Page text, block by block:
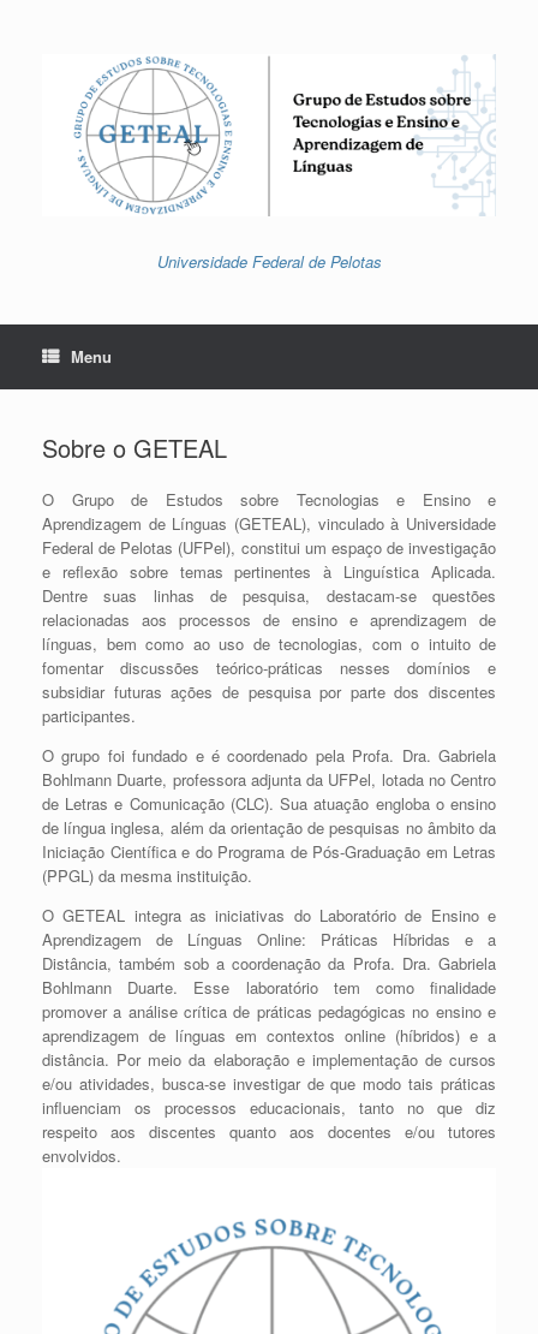
Universidade Federal de Pelotas
Menu
Sobre o GETEAL
O Grupo de Estudos sobre Tecnologias e Ensino e
Aprendizagem de Línguas (GETEAL), vinculado à Universidade
Federal de Pelotas (UFPel), constitui um espaço de investigação
e reflexão sobre temas pertinentes à Linguística Aplicada.
Dentre suas linhas de pesquisa, destacam-se questões
relacionadas aos processos de ensino e aprendizagem de
línguas, bem como ao uso de tecnologias, com o intuito de
fomentar discussões teórico-práticas nesses domínios e
subsidiar futuras ações de pesquisa por parte dos discentes
participantes.
O grupo foi fundado e é coordenado pela Profa. Dra. Gabriela
Bohlmann Duarte, professora adjunta da UFPel, lotada no Centro
de Letras e Comunicação (CLC). Sua atuação engloba o ensino
de língua inglesa, além da orientação de pesquisas no âmbito da
Iniciação Científica e do Programa de Pós-Graduação em Letras
(PPGL) da mesma instituição.
O GETEAL integra as iniciativas do Laboratório de Ensino e
Aprendizagem de Línguas Online: Práticas Híbridas e a
Distância, também sob a coordenação da Profa. Dra. Gabriela
Bohlmann Duarte. Esse laboratório tem como finalidade
promover a análise crítica de práticas pedagógicas no ensino e
aprendizagem de línguas em contextos online (híbridos) e a
distância. Por meio da elaboração e implementação de cursos
e/ou atividades, busca-se investigar de que modo tais práticas
influenciam os processos educacionais, tanto no que diz
respeito aos discentes quanto aos docentes e/ou tutores
envolvidos.